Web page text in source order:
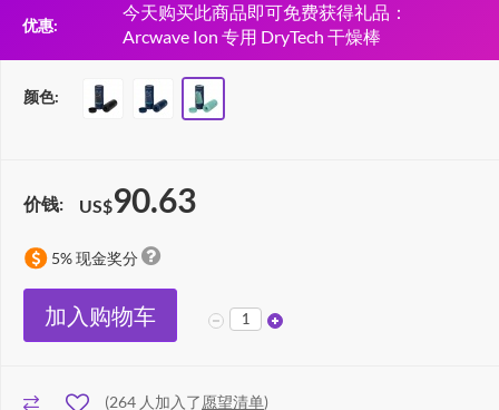
优惠:
今天购买此商品即可免费获得礼品：
Arcwave Ion 专用 DryTech 干燥棒
颜色:
价钱: US$90.63
5% 现金奖分
加入购物车
(264 人加入了愿望清单)